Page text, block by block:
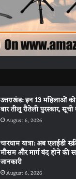
उत्तराखंड: इन 13 महिलाओं
बार तीलू रौतेली पुरस्कार, सूची
August 6, 2026
चारधाम यात्रा: अब एलईडी
मौसम और मार्ग बंद होने की
जानकारी
August 6, 2026